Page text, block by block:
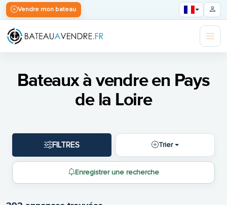
Vendre mon bateau
Bateaux à vendre en Pays
de la Loire
FILTRES Trier
Enregistrer une recherche